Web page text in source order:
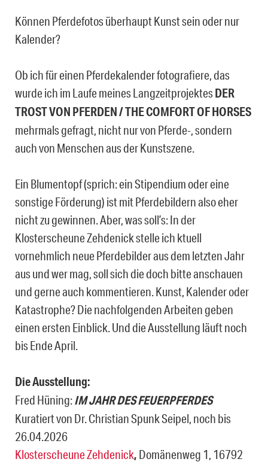
Können Pferdefotos überhaupt Kunst sein oder nur
Kalender?
Ob ich für einen Pferdekalender fotografiere, das
wurde ich im Laufe meines LangzeitprojektesDER
TROST VON PFERDEN / THE COMFORT OF HORSES
mehrmals gefragt, nicht nur von Pferde-, sondern
auch von Menschen aus der Kunstszene.
Ein Blumentopf (sprich: ein Stipendium oder eine
sonstige Förderung) ist mit Pferdebildern also eher
nicht zu gewinnen. Aber, was soll’s: In der
Klosterscheune Zehdenick stelle ich ktuell
vornehmlich neue Pferdebilder aus dem letzten Jahr
aus und wer mag, soll sich die doch bitte anschauen
und gerne auch kommentieren. Kunst, Kalender oder
Katastrophe? Die nachfolgenden Arbeiten geben
einen ersten Einblick. Und die Ausstellung läuft noch
bis Ende April.
Die Ausstellung:
Fred Hüning:IM JAHR DES FEUERPFERDES
Kuratiert von Dr. Christian Spunk Seipel, noch bis
26.04.2026
Klosterscheune Zehdenick, Domänenweg 1, 16792